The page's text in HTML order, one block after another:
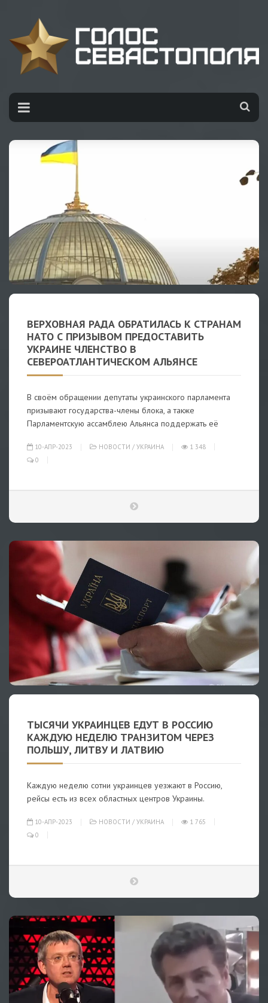
ВЕРХОВНАЯ РАДА ОБРАТИЛАСЬ К СТРАНАМ
НАТО С ПРИЗЫВОМ ПРЕДОСТАВИТЬ
УКРАИНЕ ЧЛЕНСТВО В
СЕВЕРОАТЛАНТИЧЕСКОМ АЛЬЯНСЕ
В своём обращении депутаты украинского парламента
призывают государства-члены блока, а также
Парламентскую ассамблею Альянса поддержать её
10-АПР-2023 НОВОСТИ / УКРАИНА
1 348
0
ТЫСЯЧИ УКРАИНЦЕВ ЕДУТ В РОССИЮ
КАЖДУЮ НЕДЕЛЮ ТРАНЗИТОМ ЧЕРЕЗ
ПОЛЬШУ, ЛИТВУ И ЛАТВИЮ
Каждую неделю сотни украинцев уезжают в Россию,
рейсы есть из всех областных центров Украины.
10-АПР-2023 НОВОСТИ / УКРАИНА
1 765
0